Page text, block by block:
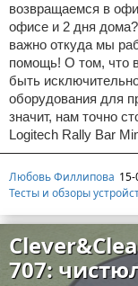
возвращаемся в
офисе и 2 дня
важно откуда мы
помощь! О том, что
быть
оборудования для
значит, нам точно
Logitech Rally Bar
Любовь Филлипова
Тесты и обзоры
707: